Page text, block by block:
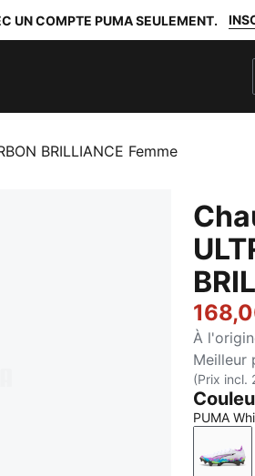
UN COMPTE PUMA SEULEMENT.
BRILLIANCE Femme
À
Meilleur
(Prix incl.
PUMA